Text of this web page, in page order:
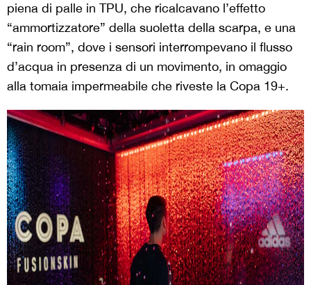
piena di palle in TPU, che ricalcavano l’effetto
“ammortizzatore” della suoletta della scarpa, e una
“rain room”, dove i sensori interrompevano il flusso
d’acqua in presenza di un movimento, in omaggio
alla tomaia impermeabile che riveste la Copa 19+.